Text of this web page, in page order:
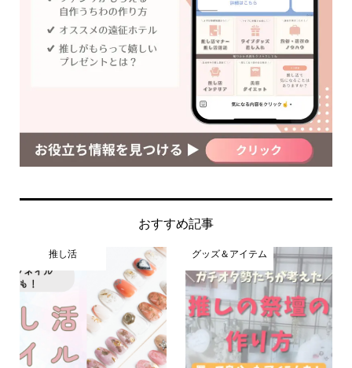
おすすめ記事
推し活 グッズ＆アイテム